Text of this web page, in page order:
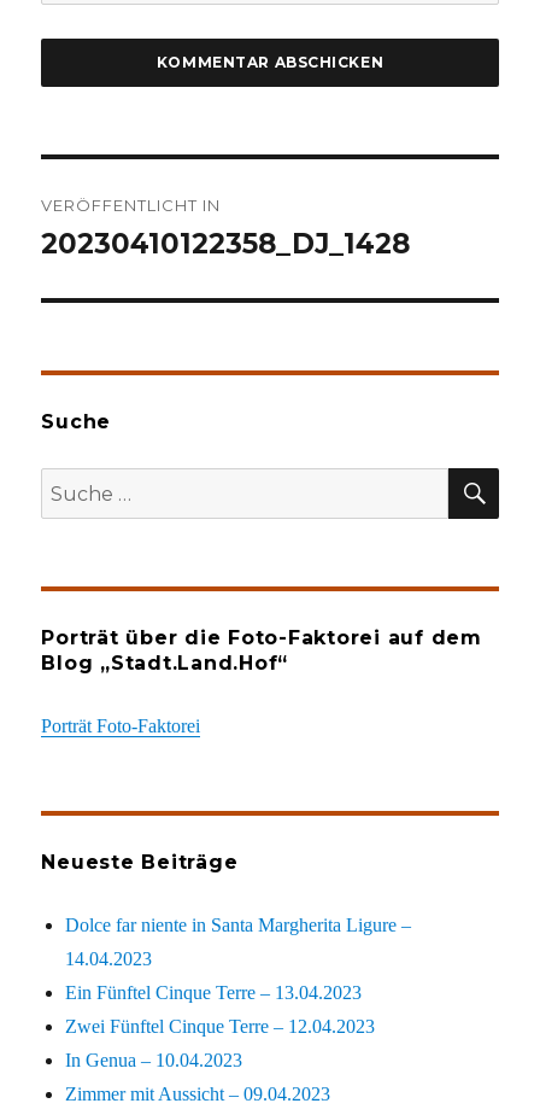
VERÖFFENTLICHT IN
20230410122358_DJ_1428
Suche
Suche
nach:
Porträt über die Foto-Faktorei auf dem
Blog „Stadt.Land.Hof“
Porträt Foto-Faktorei
Neueste Beiträge
Dolce far niente in Santa Margherita Ligure –
14.04.2023
Ein Fünftel Cinque Terre – 13.04.2023
Zwei Fünftel Cinque Terre – 12.04.2023
In Genua – 10.04.2023
Zimmer mit Aussicht – 09.04.2023